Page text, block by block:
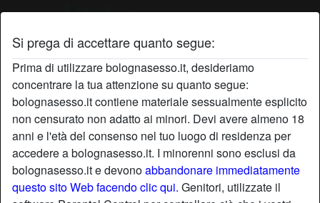
Si prega di accettare quanto segue:
Prima di utilizzare bolognasesso.it, desideriamo
concentrare la tua attenzione su quanto segue:
bolognasesso.it contiene materiale sessualmente esplicito
non censurato non adatto ai minori. Devi avere almeno 18
anni e l'età del consenso nel tuo luogo di residenza per
accedere a bolognasesso.it. I minorenni sono esclusi da
bolognasesso.it e devonoabbandonare immediatamente
questo sito Web facendo clic qui. Genitori, utilizzate il
Profilo di ScopamiOraDai